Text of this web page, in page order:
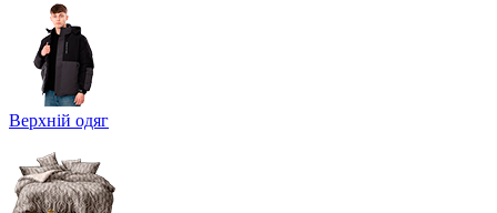
Верхній одяг